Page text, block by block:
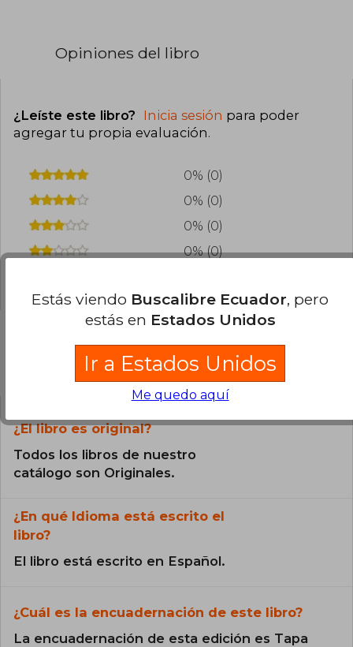
Opiniones del libro
¿Leíste este libro? Inicia sesión para poder
agregar tu propia evaluación.
0% (0)
0% (0)
0% (0)
0% (0)
Preguntas frecuentes sobre el libro
¿El libro es original?
Todos los libros de nuestro
catálogo son Originales.
¿En qué Idioma está escrito el
libro?
El libro está escrito en Español.
¿Cuál es la encuadernación de este libro?
La encuadernación de esta edición es Tapa
Estás viendo Buscalibre Ecuador, pero
estás en Estados Unidos
Ir a Estados Unidos
Me quedo aquí